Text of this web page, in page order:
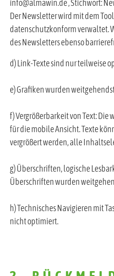
info@almawin.de , Stichwort:
Der Newsletter wird mit dem
datenschutzkonform verwaltet.
des Newsletters ebenso
d) Link-Texte sind nur teilweise
e) Grafiken wurden
f) Vergrößerbarkeit von Text:
für die mobile Ansicht. Texte
vergrößert werden, alle
g) Überschriften, logische
Überschriften wurden
h) Technisches Navigieren mit
nicht optimiert.